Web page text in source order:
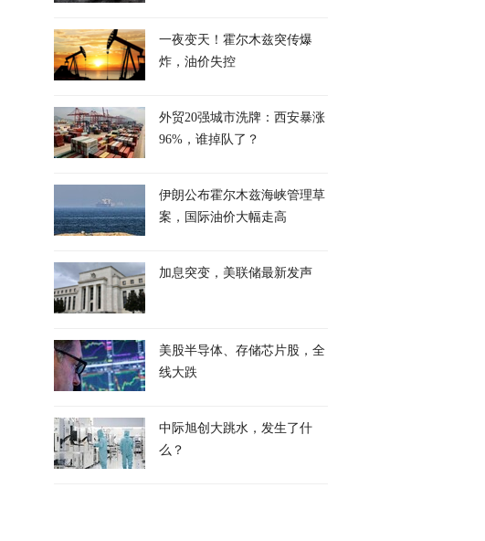
一夜变天！霍尔木兹突传爆
炸，油价失控
外贸20强城市洗牌：西安暴涨
96%，谁掉队了？
伊朗公布霍尔木兹海峡管理草
案，国际油价大幅走高
加息突变，美联储最新发声
美股半导体、存储芯片股，全
线大跌
中际旭创大跳水，发生了什
么？